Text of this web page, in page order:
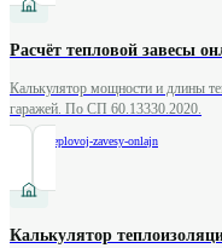
Расчёт тепловой завесы
Калькулятор мощности и длины
гаражей. По СП 60.13330.2020.
raschet-teplovoj-zavesy-onlajn
Калькулятор